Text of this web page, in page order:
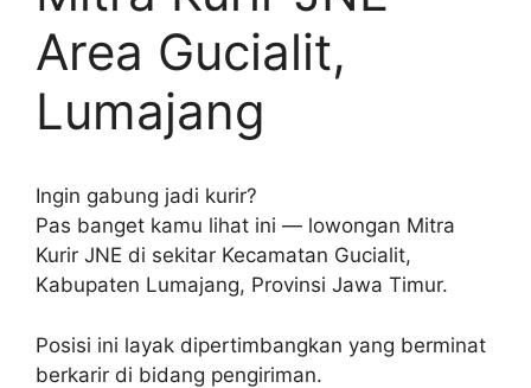
Area Gucialit,
Lumajang
Ingin gabung jadi kurir?
Pas banget kamu lihat ini — lowongan Mitra
Kurir JNE di sekitar Kecamatan Gucialit,
Kabupaten Lumajang, Provinsi Jawa Timur.
Posisi ini layak dipertimbangkan yang berminat
berkarir di bidang pengiriman.